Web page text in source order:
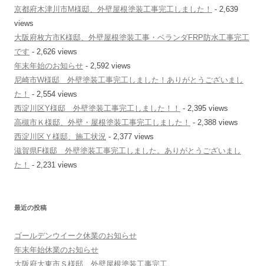
京都府木津川市M様邸、外壁屋根塗装工事完工しました！
- 2,639
views
大阪府枚方市K様邸、外壁屋根塗装工事・ベランダFRP防水工事完工
です - 2,626 views
年末年始のお知らせ - 2,592 views
尼崎市W様邸 外壁塗装工事完工しました！ありがとうございまし
た！
- 2,554 views
西淀川区Y様邸 外壁塗装工事完工しました！！
- 2,395 views
高槻市Ｋ様邸、外壁・屋根塗装工事完工しました！
- 2,388 views
西淀川区Ｙ様邸、施工状況 - 2,377 views
滋賀県F様邸 外壁塗装工事完工しました。ありがとうございまし
た！
- 2,231 views
最近の投稿
ゴールデンウイーク休業のお知らせ
年末年始休業のお知らせ
大阪府大東市Ｓ様邸、外壁屋根塗装工事完工